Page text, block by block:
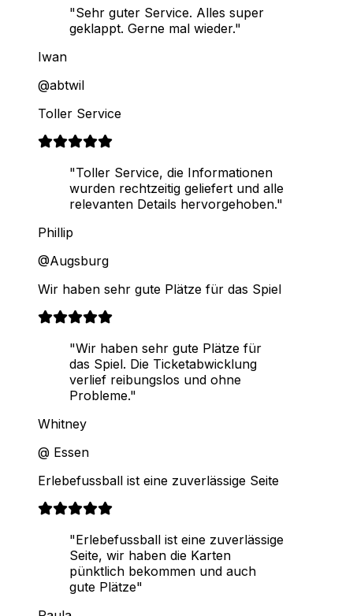
"Sehr guter Service. Alles super
geklappt. Gerne mal wieder."
Iwan
@abtwil
Toller Service
"Toller Service, die Informationen
wurden rechtzeitig geliefert und alle
relevanten Details hervorgehoben."
Phillip
@Augsburg
Wir haben sehr gute Plätze für das Spiel
"Wir haben sehr gute Plätze für
das Spiel. Die Ticketabwicklung
verlief reibungslos und ohne
Probleme."
Whitney
@ Essen
Erlebefussball ist eine zuverlässige Seite
"Erlebefussball ist eine zuverlässige
Seite, wir haben die Karten
pünktlich bekommen und auch
gute Plätze"